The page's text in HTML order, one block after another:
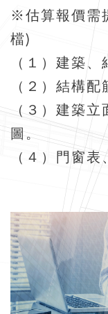
※估算報價需
檔)
（１）建築
（２）結構配
（３）建築立
圖。
（４）門窗